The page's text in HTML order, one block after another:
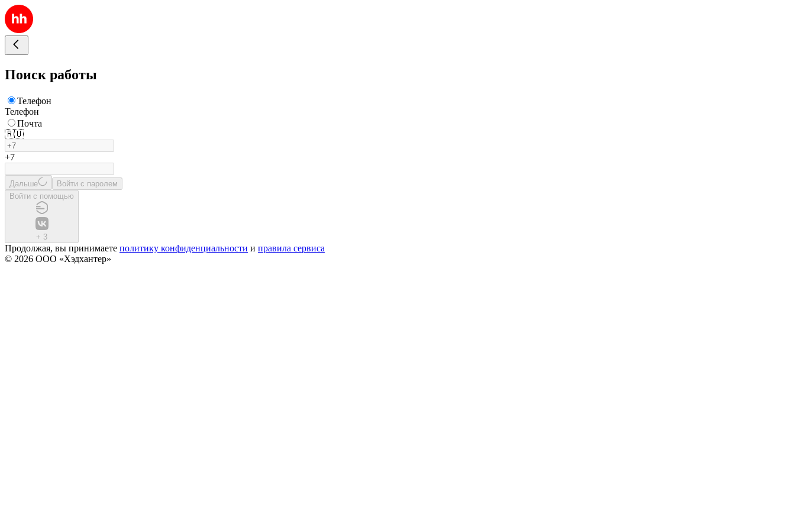
Поиск работы
Телефон
Телефон
Почта
🇷🇺
+7
Дальше
Войти с паролем
Войти с помощью
+ 3
Продолжая, вы принимаете политику конфиденциальности и правила сервиса
© 2026 ООО «Хэдхантер»